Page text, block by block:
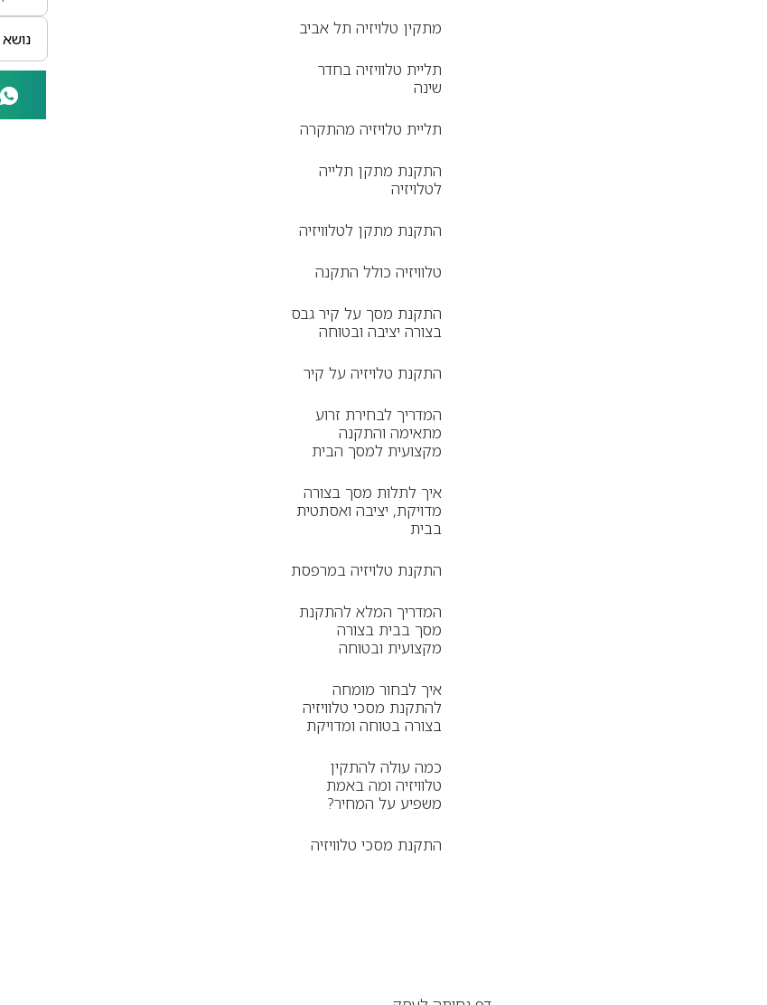
מתקין טלויזיה תל אביב
תליית טלוויזיה בחדר
שינה
תליית טלויזיה מהתקרה
התקנת מתקן תלייה
לטלויזיה
התקנת מתקן לטלוויזיה
טלוויזיה כולל התקנה
התקנת מסך על קיר גבס
בצורה יציבה ובטוחה
התקנת טלויזיה על קיר
המדריך לבחירת זרוע
מתאימה והתקנה
מקצועית למסך הבית
איך לתלות מסך בצורה
מדויקת, יציבה ואסתטית
בבית
התקנת טלויזיה במרפסת
המדריך המלא להתקנת
מסך בבית בצורה
מקצועית ובטוחה
איך לבחור מומחה
להתקנת מסכי טלוויזיה
בצורה בטוחה ומדויקת
כמה עולה להתקין
טלוויזיה ומה באמת
משפיע על המחיר?
התקנת מסכי טלוויזיה